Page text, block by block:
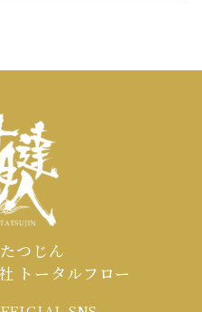
つじん
トータルフロー